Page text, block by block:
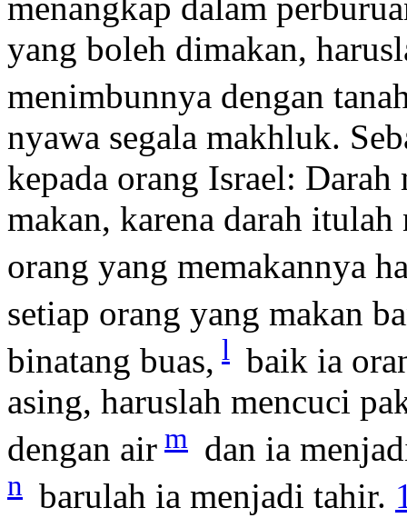
menangkap dalam
yang boleh dimakan,
menimbunnya dengan
nyawa segala makhluk.
kepada orang Israel:
makan, karena darah
orang yang memakannya
setiap orang yang makan
binatang buas, l baik ia
asing, haruslah mencuci
dengan air m dan ia
n barulah ia menjadi tahir.